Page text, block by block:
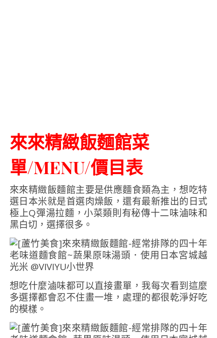
來來精緻飯麵館菜
單/MENU/價目表
來來精緻飯麵館主要是供應麵食類為主，想吃特
選日本米就是首選肉燥飯，還有最新推出的日式
極上Q彈湯拉麵，小菜類則有秘傳十二味滷味和
黑白切，選擇很多。
想吃什麼滷味都可以直接畫單，我每次看到這麼
多選擇都會忍不住畫一堆，處理的都很乾淨好吃
的模樣。